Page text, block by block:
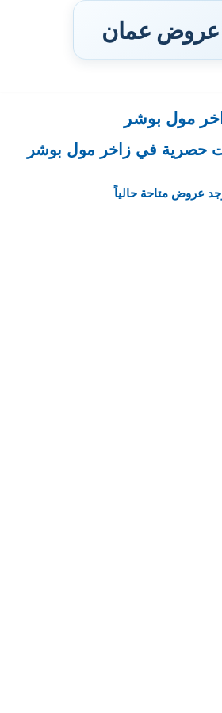
عروض عمان
مول بوشر
في زاخر مول بوشر
عروض متاحة حالياً